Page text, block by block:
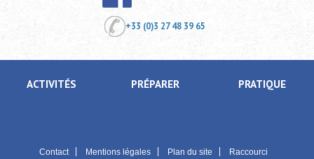
+33 (0)3 27 48 39 65
ACTIVITÉS PRÉPARER PRATIQUE
Contact Mentions légales Plan du site Raccourci